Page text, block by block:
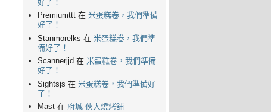
好了！
Premiumttt 在 米蛋糕卷，我們準備
好了！
Stanmorelks 在 米蛋糕卷，我們準
備好了！
Scannerjjd 在 米蛋糕卷，我們準備
好了！
Sightsjs 在 米蛋糕卷，我們準備好
了！
Mast 在 府城-伙大燒烤舖